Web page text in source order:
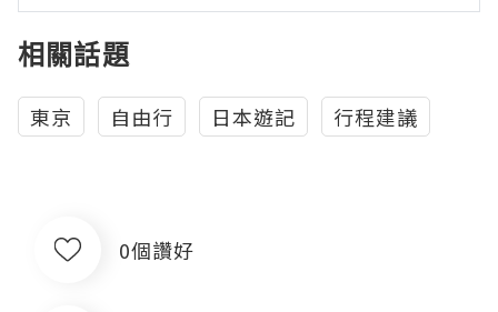
相關話題
東京 自由行 日本遊記 行程建議
0個讚好